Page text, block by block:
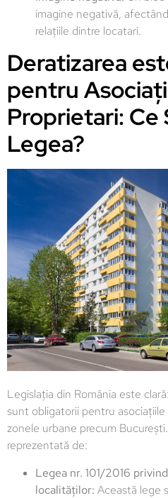
imagine negativă,
relațiile dintre locatari.
Deratizarea
pentru
Proprietari: Ce
Legea?
Legislația din România este
sunt obligatorii pentru
zonele urbane precum
reprezentată de:
Legea nr. 101/2016
localităților: Această lege